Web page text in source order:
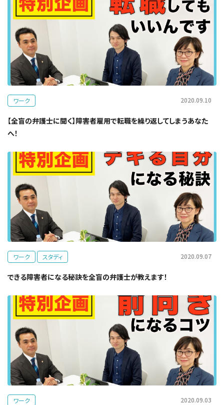
ワーク 2020.09.10
【全盲の弁護士に聞く】障害者雇用で転職を繰り返してしまうあなた
へ！
ワーク スタディ 2020.09.07
できる障害者になる秘訣を全盲の弁護士が教えます！
ワーク 2020.09.03